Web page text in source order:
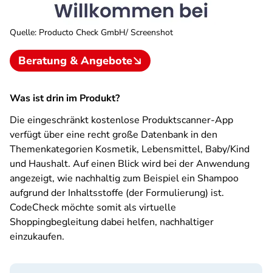
Quelle: Producto Check GmbH/ Screenshot
Beratung & Angebote
Was ist drin im Produkt?
Die eingeschränkt kostenlose Produktscanner-App
verfügt über eine recht große Datenbank in den
Themenkategorien Kosmetik, Lebensmittel, Baby/Kind
und Haushalt. Auf einen Blick wird bei der Anwendung
angezeigt, wie nachhaltig zum Beispiel ein Shampoo
aufgrund der Inhaltsstoffe (der Formulierung) ist.
CodeCheck möchte somit als virtuelle
Shoppingbegleitung dabei helfen, nachhaltiger
einzukaufen.